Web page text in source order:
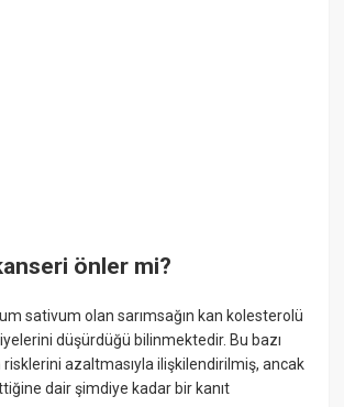
önler mi?
sativum olan sarımsağın kan kolesterolü
düşürdüğü bilinmektedir. Bu bazı
azaltmasıyla ilişkilendirilmiş, ancak
dair şimdiye kadar bir kanıt